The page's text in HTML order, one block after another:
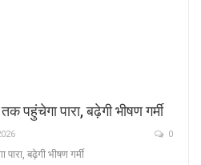
पारा, बढ़ेगी भीषण गर्मी
0
बढ़ेगी भीषण गर्मी